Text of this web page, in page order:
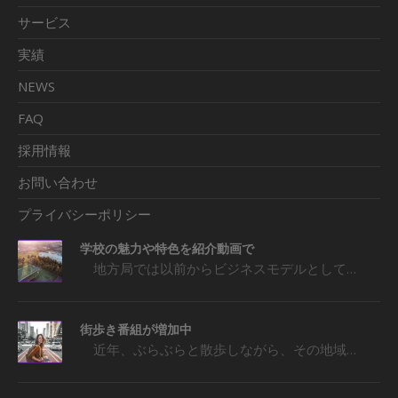
サービス
実績
NEWS
FAQ
採用情報
お問い合わせ
プライバシーポリシー
学校の魅力や特色を紹介動画で
地方局では以前からビジネスモデルとして…
街歩き番組が増加中
近年、ぶらぶらと散歩しながら、その地域…